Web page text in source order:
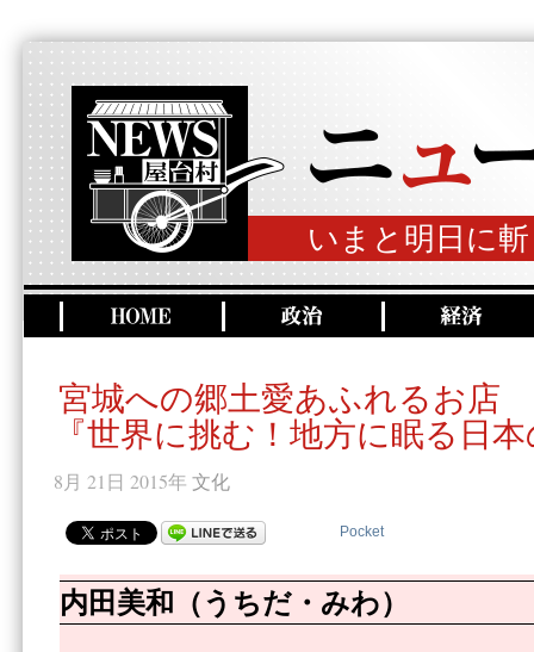
いまと明日に
宮城への郷土愛あふれるお店
『世界に挑む！地方に眠る日
8月 21日 2015年 文化
Pocket
内田美和（うちだ・みわ）